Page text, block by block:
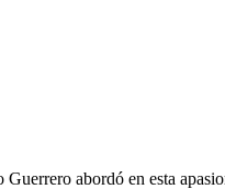
abordó en esta